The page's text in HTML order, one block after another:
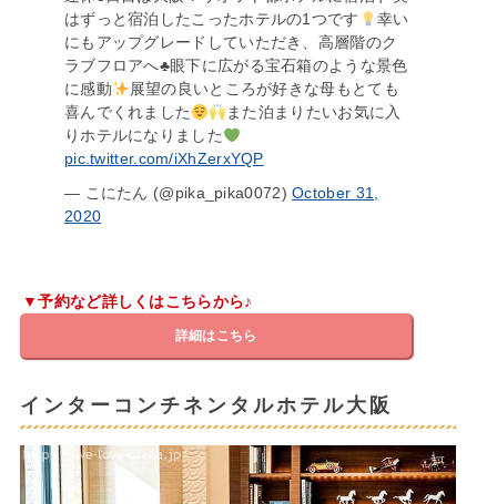
はずっと宿泊したこったホテルの1つです
幸い
にもアップグレードしていただき、高層階のク
ラブフロアへ♣️眼下に広がる宝石箱のような景色
に感動
展望の良いところが好きな母もとても
喜んでくれました
また泊まりたいお気に入
りホテルになりました
pic.twitter.com/iXhZerxYQP
— こにたん (@pika_pika0072)October 31,
2020
▼予約など詳しくはこちらから♪
詳細はこちら
インターコンチネンタルホテル大阪